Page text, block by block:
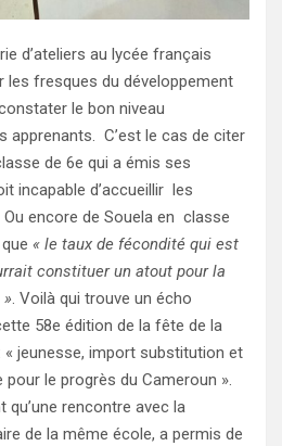
d’ateliers au lycée français
les fresques du développement
le bon niveau
apprenants. C’est le cas de citer
de 6e qui a émis ses
incapable d’accueillir les
encore de Souela en classe
« le taux de fécondité qui est
constituer un atout pour la
. Voilà qui trouve un écho
58e édition de la fête de la
« jeunesse, import substitution et
le progrès du Cameroun ».
qu’une rencontre avec la
de la même école, a permis de